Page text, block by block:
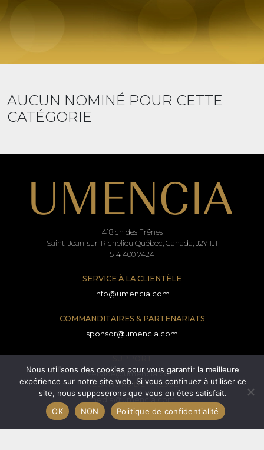
AUCUN NOMINÉ POUR CETTE
CATÉGORIE
418 ch des Frênes
Saint-Jean-sur-Richelieu Québec, Canada, J2Y 1J1
514 400 7424
SERVICE À LA CLIENTÈLE
info@umencia.com
COMMANDITAIRES & PARTENARIATS
sponsor@umencia.com
service@umencia.com
RELATIONS DE PRESSE
media@umencia.com
Nous utilisons des cookies pour vous garantir la meilleure
expérience sur notre site web. Si vous continuez à utiliser ce
site, nous supposerons que vous en êtes satisfait.
OK
NON Politique de confidentialité